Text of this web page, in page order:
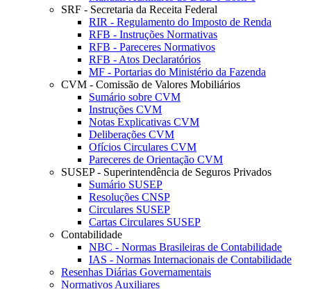
SRF - Secretaria da Receita Federal
RIR - Regulamento do Imposto de Renda
RFB - Instruções Normativas
RFB - Pareceres Normativos
RFB - Atos Declaratórios
MF - Portarias do Ministério da Fazenda
CVM - Comissão de Valores Mobiliários
Sumário sobre CVM
Instruções CVM
Notas Explicativas CVM
Deliberações CVM
Ofícios Circulares CVM
Pareceres de Orientação CVM
SUSEP - Superintendência de Seguros Privados
Sumário SUSEP
Resoluções CNSP
Circulares SUSEP
Cartas Circulares SUSEP
Contabilidade
NBC - Normas Brasileiras de Contabilidade
IAS - Normas Internacionais de Contabilidade
Resenhas Diárias Governamentais
Normativos Auxiliares